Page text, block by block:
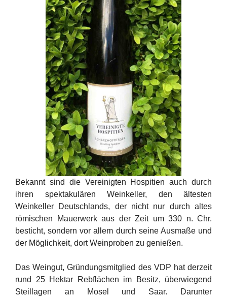
Bekannt sind die Vereinigten Hospitien auch durch
ihren spektakulären Weinkeller, den ältesten
Weinkeller Deutschlands, der nicht nur durch altes
römischen Mauerwerk aus der Zeit um 330 n. Chr.
besticht, sondern vor allem durch seine Ausmaße und
der Möglichkeit, dort Weinproben zu genießen.
Das Weingut, Gründungsmitglied des VDP hat derzeit
rund 25 Hektar Rebflächen im Besitz, überwiegend
Steillagen an Mosel und Saar. Darunter